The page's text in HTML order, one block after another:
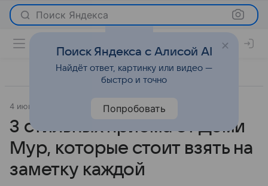
Поиск Яндекса
4 июня 2026 Светская жизнь
3 стильных приема от Деми
Мур, которые стоит взять на
заметку каждой
Поиск Яндекса с Алисой AI
Найдёт ответ, картинку или видео —
быстро и точно
Попробовать